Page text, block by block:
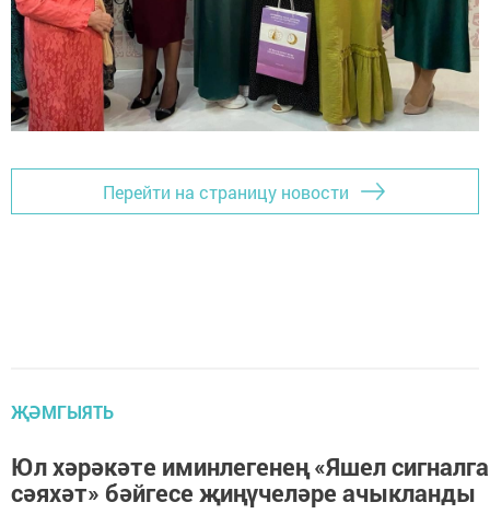
Перейти на страницу новости
ҖӘМГЫЯТЬ
Юл хәрәкәте иминлегенең «Яшел сигналга
сәяхәт» бәйгесе җиңүчеләре ачыкланды